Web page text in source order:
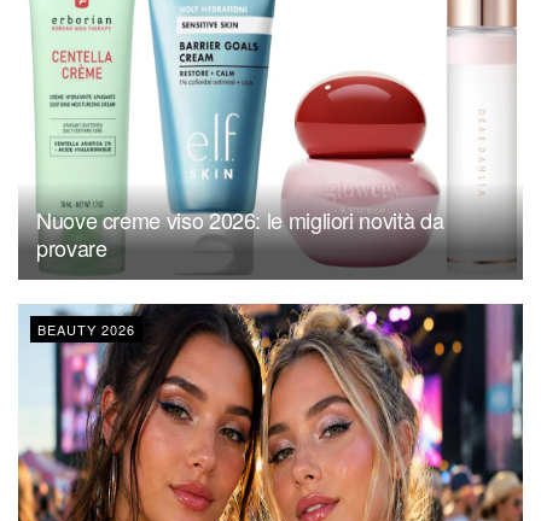
Nuove creme viso 2026: le migliori novità da
provare
BEAUTY 2026